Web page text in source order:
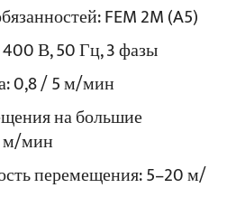
FEM 2M (A5)
В, 50 Гц, 3 фазы
0,8 / 5 м/мин
на большие
м/мин
перемещения: 5–20 м/